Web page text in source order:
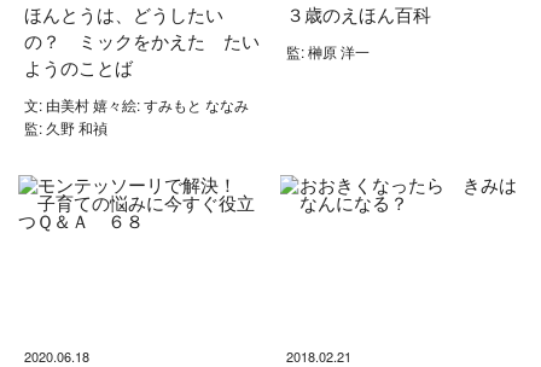
ほんとうは、どうしたい
の？ ミックをかえた たい
ようのことば
文: 由美村 嬉々絵: すみもと ななみ
監: 久野 和禎
３歳のえほん百科
監: 榊原 洋一
2020.06.18 2018.02.21